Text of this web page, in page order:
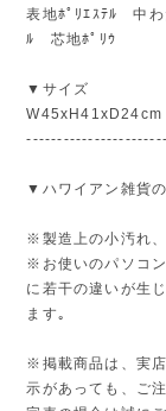
表地ﾎﾟﾘｴｽﾃﾙ 中
ﾙ 芯地ﾎﾟﾘｳ
▼サイズ
W45xH41xD24cm
▼ハワイアン雑貨
※製造上の小汚れ、
※お使いのパソコ
に若干の違いが生
ます｡
※掲載商品は、実
示があっても、ご